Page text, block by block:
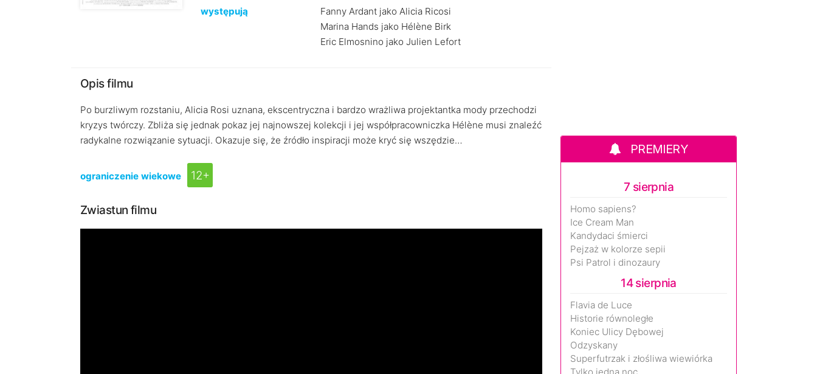
występują
Fanny Ardant jako Alicia Ricosi
Marina Hands jako Hélène Birk
Eric Elmosnino jako Julien Lefort
Opis filmu
Po burzliwym rozstaniu, Alicia Rosi uznana, ekscentryczna i bardzo wrażliwa projektantka mody przechodzi
kryzys twórczy. Zbliża się jednak pokaz jej najnowszej kolekcji i jej współpracowniczka Hélène musi znaleźć
radykalne rozwiązanie sytuacji. Okazuje się, że źródło inspiracji może kryć się wszędzie…
ograniczenie wiekowe 12+
Zwiastun filmu
PREMIERY
7 sierpnia
Homo sapiens?
Ice Cream Man
Kandydaci śmierci
Pejzaż w kolorze sepii
Psi Patrol i dinozaury
14 sierpnia
Flavia de Luce
Historie równoległe
Koniec Ulicy Dębowej
Odzyskany
Superfutrzak i złośliwa wiewiórka
Tylko jedna noc